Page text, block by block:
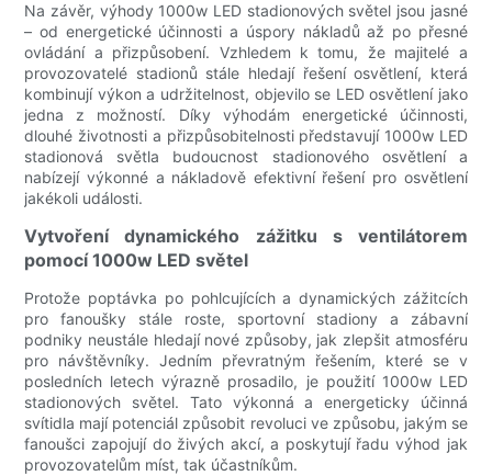
Na závěr, výhody 1000w LED stadionových světel jsou jasné
– od energetické účinnosti a úspory nákladů až po přesné
ovládání a přizpůsobení. Vzhledem k tomu, že majitelé a
provozovatelé stadionů stále hledají řešení osvětlení, která
kombinují výkon a udržitelnost, objevilo se LED osvětlení jako
jedna z možností. Díky výhodám energetické účinnosti,
dlouhé životnosti a přizpůsobitelnosti představují 1000w LED
stadionová světla budoucnost stadionového osvětlení a
nabízejí výkonné a nákladově efektivní řešení pro osvětlení
jakékoli události.
Vytvoření dynamického zážitku s ventilátorem
pomocí 1000w LED světel
Protože poptávka po pohlcujících a dynamických zážitcích
pro fanoušky stále roste, sportovní stadiony a zábavní
podniky neustále hledají nové způsoby, jak zlepšit atmosféru
pro návštěvníky. Jedním převratným řešením, které se v
posledních letech výrazně prosadilo, je použití 1000w LED
stadionových světel. Tato výkonná a energeticky účinná
svítidla mají potenciál způsobit revoluci ve způsobu, jakým se
fanoušci zapojují do živých akcí, a poskytují řadu výhod jak
provozovatelům míst, tak účastníkům.